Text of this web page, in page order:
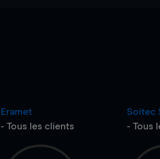
Eramet
- Tous les clients
Soitec
- Tous